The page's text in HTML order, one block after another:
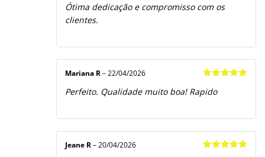
de 5
Ótima dedicação e compromisso com os
clientes.
de 5
Mariana R – 22/04/2026
Perfeito. Qualidade muito boa! Rapido
Jeane R – 20/04/2026